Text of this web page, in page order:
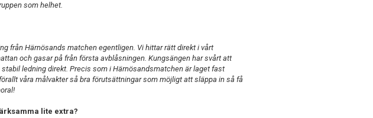
som helhet.
från Härnösands matchen egentligen. Vi hittar rätt direkt i vårt
och gasar på från första avblåsningen. Kungsängen har svårt att
ledning direkt. Precis som i Härnösandsmatchen är laget fast
våra målvakter så bra förutsättningar som möjligt att släppa in så få
lite extra?